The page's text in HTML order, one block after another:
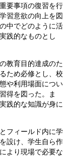
要事項の復習を行
習意欲の向上を図
中でどのように活
践的なものとし
教育目的達成のた
ため必修とし、校
や利用場面につい
得を図った。ま
践的な知識が身に
フィールド内に学
設け、学生自ら作
より現場で必要な